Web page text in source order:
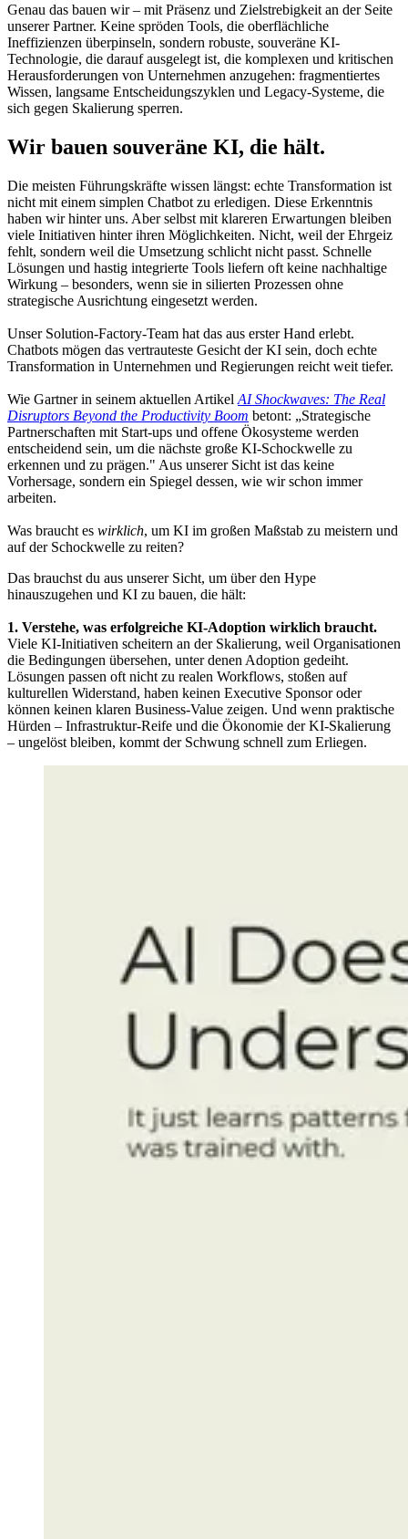
Genau das bauen wir – mit Präsenz und Zielstrebigkeit an der Seite
unserer Partner. Keine spröden Tools, die oberflächliche
Ineffizienzen überpinseln, sondern robuste, souveräne KI-
Technologie, die darauf ausgelegt ist, die komplexen und kritischen
Herausforderungen von Unternehmen anzugehen: fragmentiertes
Wissen, langsame Entscheidungszyklen und Legacy-Systeme, die
sich gegen Skalierung sperren.
Wir bauen souveräne KI, die hält.
Die meisten Führungskräfte wissen längst: echte Transformation ist
nicht mit einem simplen Chatbot zu erledigen. Diese Erkenntnis
haben wir hinter uns. Aber selbst mit klareren Erwartungen bleiben
viele Initiativen hinter ihren Möglichkeiten. Nicht, weil der Ehrgeiz
fehlt, sondern weil die Umsetzung schlicht nicht passt. Schnelle
Lösungen und hastig integrierte Tools liefern oft keine nachhaltige
Wirkung – besonders, wenn sie in silierten Prozessen ohne
strategische Ausrichtung eingesetzt werden.
Unser Solution-Factory-Team hat das aus erster Hand erlebt.
Chatbots mögen das vertrauteste Gesicht der KI sein, doch echte
Transformation in Unternehmen und Regierungen reicht weit tiefer.
Wie Gartner in seinem aktuellen Artikel AI Shockwaves: The Real
Disruptors Beyond the Productivity Boom betont: „Strategische
Partnerschaften mit Start-ups und offene Ökosysteme werden
entscheidend sein, um die nächste große KI-Schockwelle zu
erkennen und zu prägen." Aus unserer Sicht ist das keine
Vorhersage, sondern ein Spiegel dessen, wie wir schon immer
arbeiten.
Was braucht es wirklich, um KI im großen Maßstab zu meistern und
auf der Schockwelle zu reiten?
Das brauchst du aus unserer Sicht, um über den Hype
hinauszugehen und KI zu bauen, die hält:
1. Verstehe, was erfolgreiche KI-Adoption wirklich braucht.
Viele KI-Initiativen scheitern an der Skalierung, weil Organisationen
die Bedingungen übersehen, unter denen Adoption gedeiht.
Lösungen passen oft nicht zu realen Workflows, stoßen auf
kulturellen Widerstand, haben keinen Executive Sponsor oder
können keinen klaren Business-Value zeigen. Und wenn praktische
Hürden – Infrastruktur-Reife und die Ökonomie der KI-Skalierung
– ungelöst bleiben, kommt der Schwung schnell zum Erliegen.